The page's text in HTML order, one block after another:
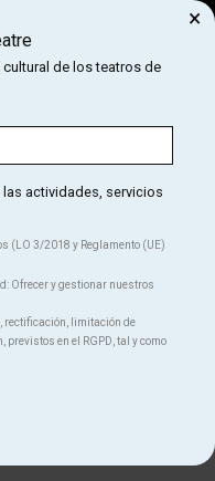
Buscar
de los teatros de
actividades, servicios
(LO 3/2018 y Reglamento (UE)
Ofrecer y gestionar nuestros
rectificación, limitación de
en el RGPD, tal y como
×